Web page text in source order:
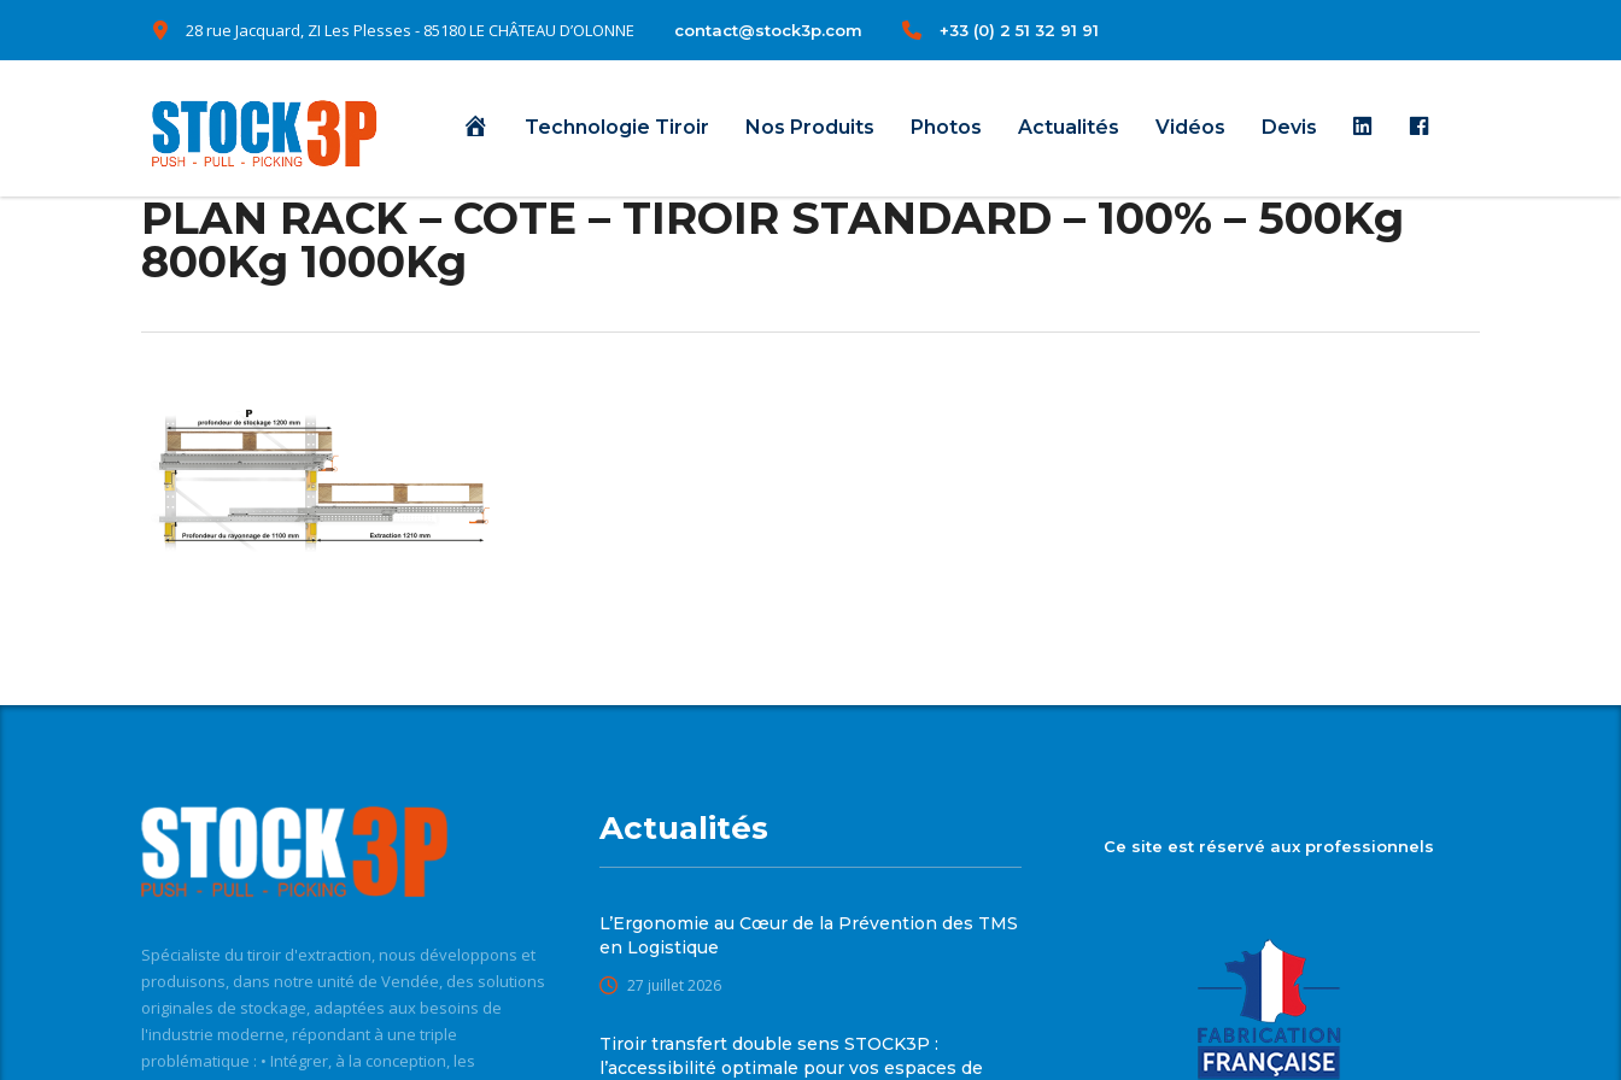
28 rue Jacquard, ZI Les Plesses - 85180 LE CHÂTEAU D’OLONNE contact@stock3p.com +33 (0) 2 51 32 91 91
Accueil
Technologie Tiroir Nos Produits Photos Actualités Vidéos Devis Linkedin
PLAN RACK – COTE – TIROIR STANDARD – 100% – 500Kg
800Kg 1000Kg
Spécialiste du tiroir d'extraction, nous développons et
produisons, dans notre unité de Vendée, des solutions
originales de stockage, adaptées aux besoins de
l'industrie moderne, répondant à une triple
problématique : • Intégrer, à la conception, les
Actualités
L’Ergonomie au Cœur de la Prévention des TMS
en Logistique
27 juillet 2026
Tiroir transfert double sens STOCK3P :
l’accessibilité optimale pour vos espaces de
Ce site est réservé aux professionnels